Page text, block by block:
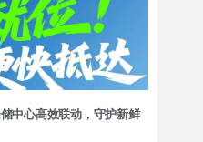
中心高效联动，守护新鲜